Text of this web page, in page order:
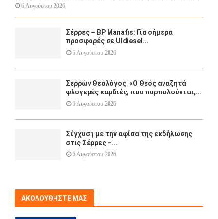
6 Αυγούστου 2026
Σέρρες – BP Manafis: Για σήμερα
προσφορές σε Uldiesel...
6 Αυγούστου 2026
Σερρών Θεολόγος: «Ο Θεός αναζητά
φλογερές καρδιές, που πυρπολούνται,...
6 Αυγούστου 2026
Σύγχυση με την αφίσα της εκδήλωσης
στις Σέρρες –...
6 Αυγούστου 2026
ΑΚΟΛΟΥΘΉΣΤΕ ΜΑΣ